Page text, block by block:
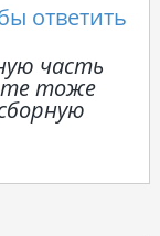
ответить
часть
тоже